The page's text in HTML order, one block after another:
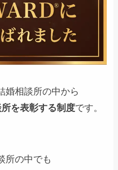
婚相談所の中から
を表彰する制度です。
所の中でも